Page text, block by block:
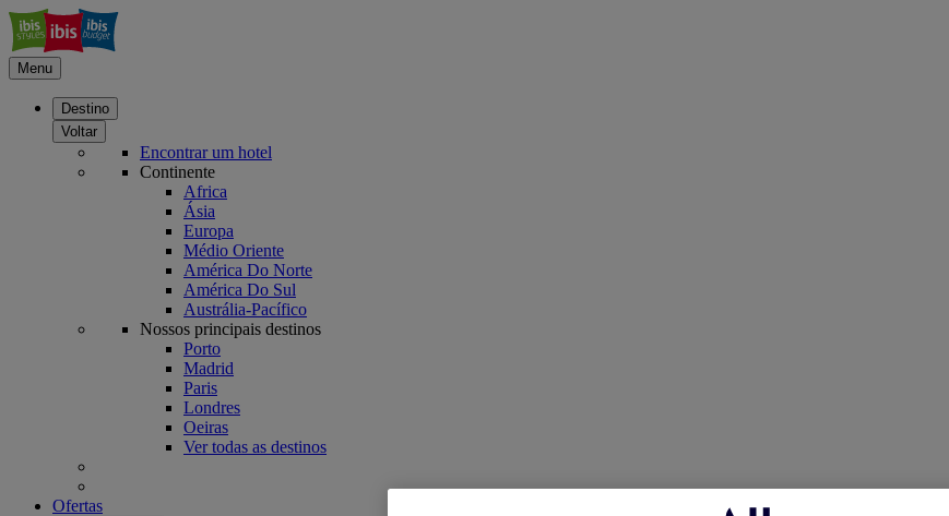
Menu
Destino
Voltar
Encontrar um hotel
Continente
Africa
Ásia
Europa
Médio Oriente
América Do Norte
América Do Sul
Austrália-Pacífico
Nossos principais destinos
Porto
Madrid
Paris
Londres
Oeiras
Ver todas as destinos
Ofertas